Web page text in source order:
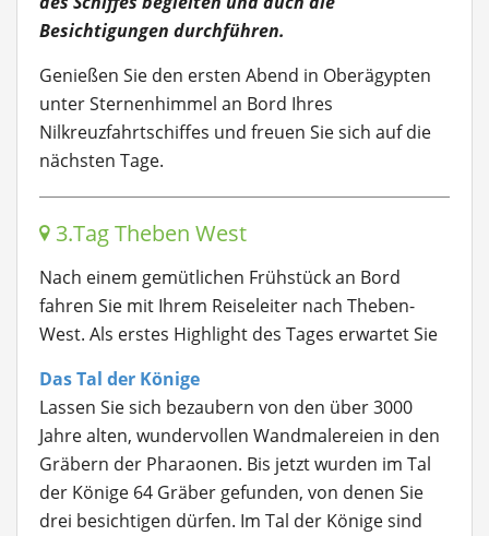
Besichtigungen durchführen.
Genießen Sie den ersten Abend in Oberägypten
unter Sternenhimmel an Bord Ihres
Nilkreuzfahrtschiffes und freuen Sie sich auf die
nächsten Tage.
3.Tag Theben West
Nach einem gemütlichen Frühstück an Bord
fahren Sie mit Ihrem Reiseleiter nach Theben-
West. Als erstes Highlight des Tages erwartet Sie
Das Tal der Könige
Lassen Sie sich bezaubern von den über 3000
Jahre alten, wundervollen Wandmalereien in den
Gräbern der Pharaonen. Bis jetzt wurden im Tal
der Könige 64 Gräber gefunden, von denen Sie
drei besichtigen dürfen. Im Tal der Könige sind